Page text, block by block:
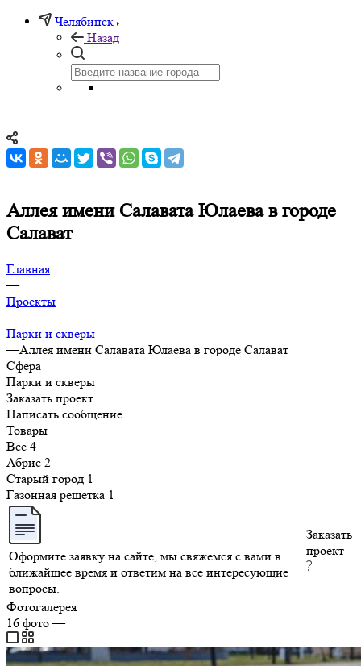
Челябинск
Назад
Аллея имени Салавата Юлаева в городе
Салават
Главная
—
Проекты
—
Парки и скверы
—Аллея имени Салавата Юлаева в городе Салават
Сфера
Парки и скверы
Заказать проект
Написать сообщение
Товары
Все 4
Абрис 2
Старый город 1
Газонная решетка 1
Оформите заявку на сайте, мы свяжемся с вами в
ближайшее время и ответим на все интересующие
вопросы.
Заказать
проект
Фотогалерея
16 фото—